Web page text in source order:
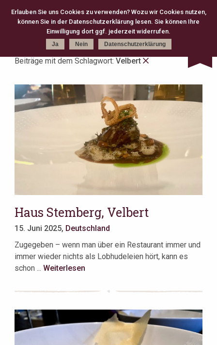
Beiträge mit dem Schlagwort: Velbert
Haus Stemberg, Velbert
15. Juni 2025, Deutschland
Zugegeben – wenn man über ein Restaurant immer und
immer wieder nichts als Lobhudeleien hört, kann es
schon ... Weiterlesen
Kategorie Schlagworte
Fine Dining (82)
Köln (79)
moderne Klassik (75)
2 Michelin Stars (74)
französisch (64)
neue deutsche Küche (63)
Casual Fine Dining (59)
3 Michelin Stars (47)
japanisch (27)
klassisch (27)
Jeunes Restaurateurs (25)
Take Away (24)
Antwerpen (20)
asiatisch (18)
Österreich (18)
Bib Gourmand (16)
Amsterdam (15)
Erlauben Sie uns Cookies zu verwenden? Wozu wir Cookies nutzen,
können Sie in der Datenschutzerklärung lesen. Sie können Ihre
Einwilligung dort ggf. jederzeit widerrufen.
Ja Nein Datenschutzerklärung